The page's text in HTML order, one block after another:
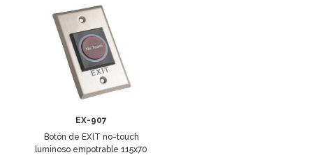
EX-907
Botón de EXIT no-touch
luminoso empotrable 115x70